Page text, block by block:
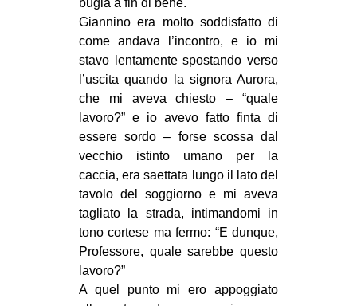
bugia a fin di bene.
Giannino era molto soddisfatto di
come andava l’incontro, e io mi
stavo lentamente spostando verso
l’uscita quando la signora Aurora,
che mi aveva chiesto – “quale
lavoro?” e io avevo fatto finta di
essere sordo – forse scossa dal
vecchio istinto umano per la
caccia, era saettata lungo il lato del
tavolo del soggiorno e mi aveva
tagliato la strada, intimandomi in
tono cortese ma fermo: “E dunque,
Professore, quale sarebbe questo
lavoro?”
A quel punto mi ero appoggiato